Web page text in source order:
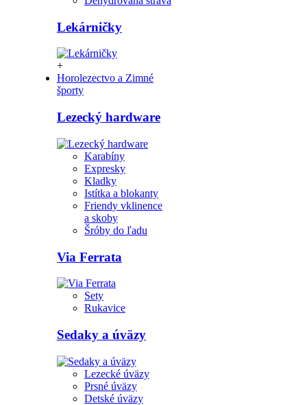
Lekárničky
+
Horolezectvo a Zimné
športy
Lezecký hardware
Karabíny
Expresky
Kladky
Istítka a blokanty
Friendy vklinence
a skoby
Šróby do ľadu
Via Ferrata
Sety
Rukavice
Sedaky a úväzy
Lezecké úväzy
Prsné úväzy
Detské úväzy